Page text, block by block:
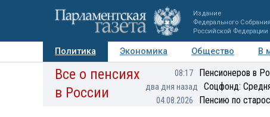
Издание
Федерального Собрания
Российской Федерации
Политика Экономика Общество В
Авторы Персоны Мнения Регионы
Все о пенсиях
в России
08:17 Пенсионеров в
два дня назад Соцфонд:
04.08.2026 Пенсию по